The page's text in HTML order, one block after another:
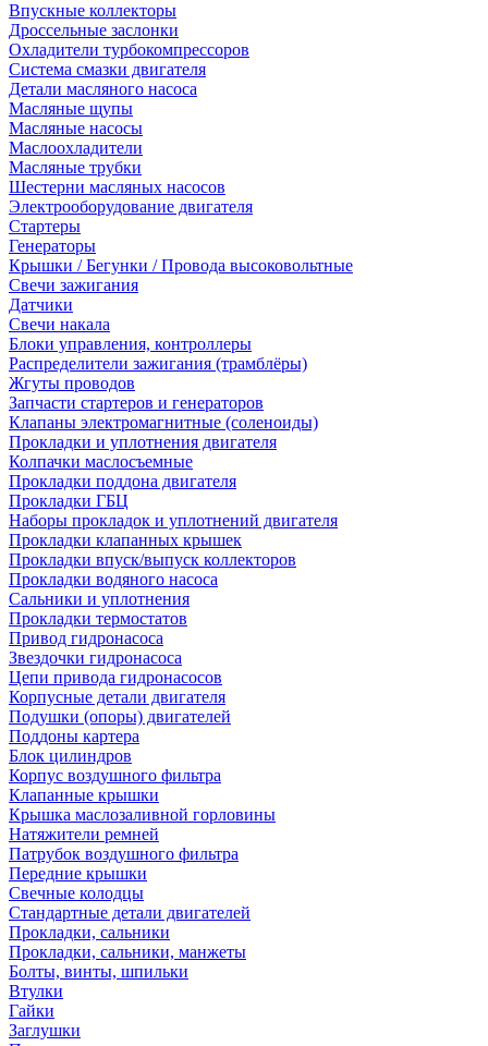
Впускные коллекторы
Дроссельные заслонки
Охладители турбокомпрессоров
Система смазки двигателя
Детали масляного насоса
Масляные щупы
Масляные насосы
Маслоохладители
Масляные трубки
Шестерни масляных насосов
Электрооборудование двигателя
Стартеры
Генераторы
Крышки / Бегунки / Провода высоковольтные
Свечи зажигания
Датчики
Свечи накала
Блоки управления, контроллеры
Распределители зажигания (трамблёры)
Жгуты проводов
Запчасти стартеров и генераторов
Клапаны электромагнитные (соленоиды)
Прокладки и уплотнения двигателя
Колпачки маслосъемные
Прокладки поддона двигателя
Прокладки ГБЦ
Наборы прокладок и уплотнений двигателя
Прокладки клапанных крышек
Прокладки впуск/выпуск коллекторов
Прокладки водяного насоса
Сальники и уплотнения
Прокладки термостатов
Привод гидронасоса
Звездочки гидронасоса
Цепи привода гидронасосов
Корпусные детали двигателя
Подушки (опоры) двигателей
Поддоны картера
Блок цилиндров
Корпус воздушного фильтра
Клапанные крышки
Крышка маслозаливной горловины
Натяжители ремней
Патрубок воздушного фильтра
Передние крышки
Свечные колодцы
Стандартные детали двигателей
Прокладки, сальники
Прокладки, сальники, манжеты
Болты, винты, шпильки
Втулки
Гайки
Заглушки